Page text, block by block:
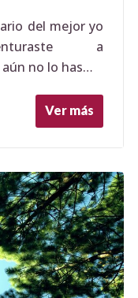
del mejor yo
a
lo has…
Ver más